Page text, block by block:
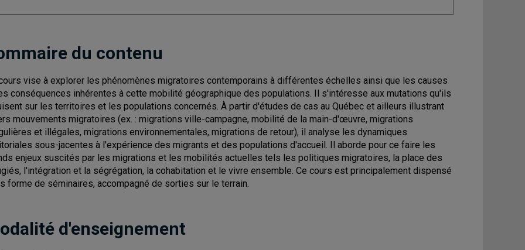
du contenu
vise à explorer les phénomènes migratoires contemporains à différentes échelles ainsi que les causes
conséquences inhérentes à cette mobilité géographique des populations. Il s'intéresse aux mutations qu'ils
sur les territoires et les populations concernés. À partir d'études de cas au Québec et ailleurs illustrant
mouvements migratoires (ex. : migrations ville-campagne, mobilité de la main-d'œuvre, migrations
et illégales, migrations environnementales, migrations de retour), il analyse les dynamiques
sous-jacentes à l'expérience des migrants et des populations d'accueil. Il aborde pour ce faire les
enjeux suscités par les migrations et les mobilités actuelles tels les politiques migratoires, la place des
l'intégration et la ségrégation, la cohabitation et le vivre ensemble. Ce cours est principalement dispensé
forme de séminaires, accompagné de sorties sur le terrain.
d'enseignement